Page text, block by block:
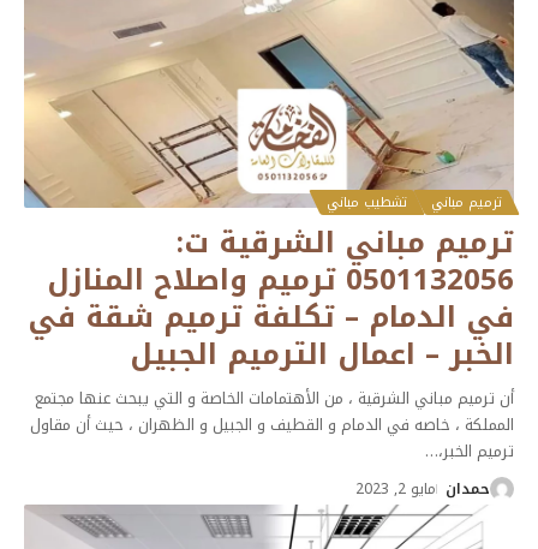
ترميم مباني تشطيب مباني
ترميم مباني الشرقية ت:
0501132056 ترميم واصلاح المنازل
في الدمام – تكلفة ترميم شقة في
الخبر – اعمال الترميم الجبيل
أن ترميم مباني الشرقية ، من الأهتمامات الخاصة و التي يبحث عنها مجتمع
المملكة ، خاصه في الدمام و القطيف و الجبيل و الظهران ، حيث أن مقاول
ترميم الخبر،…
حمدان مايو 2, 2023